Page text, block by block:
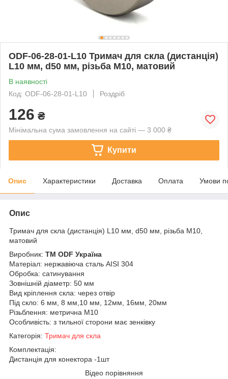
ODF-06-28-01-L10 Тримач для скла (дистанція)
L10 мм, d50 мм, різьбa М10, матовий
В наявності
Код: ODF-06-28-01-L10
Роздріб
126 ₴
Мінімальна сума замовлення на сайті — 3 000 ₴
Купити
Опис Характеристики Доставка Оплата Умови
Опис
Тримач для скла (дистанція) L10 мм, d50 мм, різьбa М10,
матовий
Виробник: ТМ ODF Україна
Матеріал: нержавіюча сталь AISI 304
Обробка: сатинування
Зовнішній діаметр: 50 мм
Вид кріплення скла: через отвір
Під скло: 6 мм, 8 мм,10 мм, 12мм, 16мм, 20мм
Різьблення: метрична М10
Особливість: з тильної сторони має зенківку
Категорія: Тримач для скла
Комплектація:
Дистанція для конектора -1шт
Відео порівняння